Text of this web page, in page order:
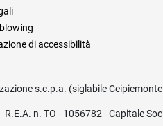
di accessibilità
s.c.p.a. (siglabile
R.E.A. n. TO - 1056782 - Capitale